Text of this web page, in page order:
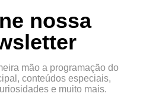
nossa
mão a programação do
conteúdos especiais,
e muito mais.